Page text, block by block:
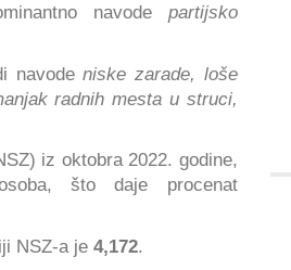
navode partijsko
navodeniske zarade, loše
radnih mesta u struci,
iz oktobra 2022. godine,
što daje procenat
NSZ-a je 4,172.